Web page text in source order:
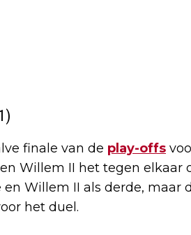
finale van de play-offs
Willem II het tegen elkaar
Willem II als derde, maar
het duel.